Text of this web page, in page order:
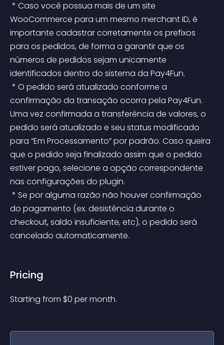
WooCommerce para um mesmo merchant ID, é
importante cadastrar corretamente os prefixos
para os pedidos, de forma a garantir que os
números de pedidos sejam unicamente
identificados dentro do sistema da Pay4Fun.
confirmação da transação ocorra pela Pay4Fun.
Uma vez confirmada a transferência de valores, o
pedido será atualizado e seu status modificado
para “Em Processamento” por padrão. Caso queira
que o pedido seja finalizado assim que o pedido
estiver pago, selecione a opção correspondente
nas configurações do plugin.
do pagamento (ex. desistência durante o
checkout, saldo insuficiente, etc), o pedido será
cancelado automaticamente.
Pricing
Starting from $0 per month.